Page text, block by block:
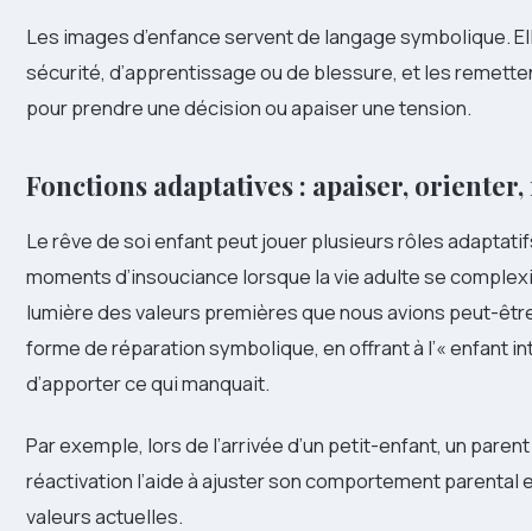
Les images d’enfance servent de langage symbolique.
sécurité, d’apprentissage ou de blessure, et les
pour prendre une décision ou apaiser une tension.
Fonctions adaptatives : apaiser,
Le rêve de soi enfant peut jouer plusieurs rôles
moments d’insouciance lorsque la vie adulte se
lumière des valeurs premières que nous avions peut-
forme de réparation symbolique, en offrant à l’« enfant
d’apporter ce qui manquait.
Par exemple, lors de l’arrivée d’un petit-enfant, un
réactivation l’aide à ajuster son comportement
valeurs actuelles.